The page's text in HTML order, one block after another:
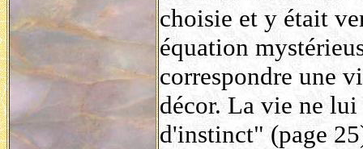
choisie et y était
équation
correspondre une
décor. La vie ne
d'instinct" (page